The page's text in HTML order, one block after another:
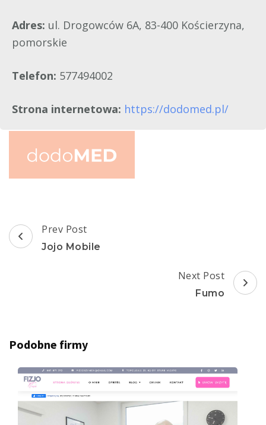
Adres: ul. Drogowców 6A, 83-400 Kościerzyna,
pomorskie
Telefon: 577494002
Strona internetowa: https://dodomed.pl/
Post
Navigation
Prev Post
Jojo Mobile
Next Post
Fumo
Podobne firmy